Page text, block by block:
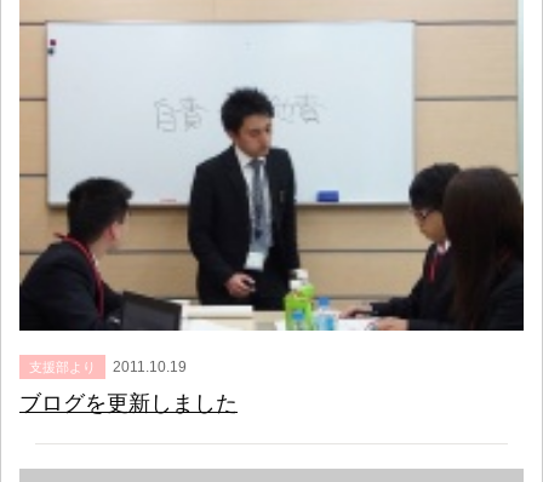
支援部より 2011.10.19
ブログを更新しました